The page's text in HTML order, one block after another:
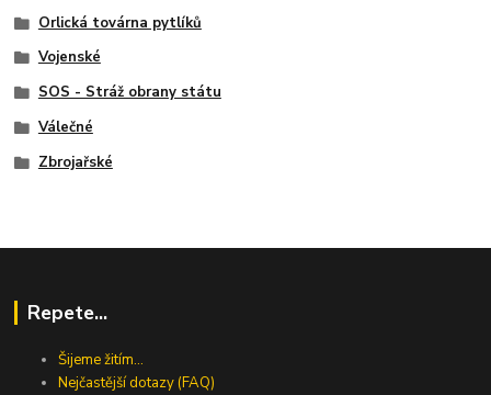
Orlická továrna pytlíků
Vojenské
SOS - Stráž obrany státu
Válečné
Zbrojařské
Repete...
Šijeme žitím...
Nejčastější dotazy (FAQ)